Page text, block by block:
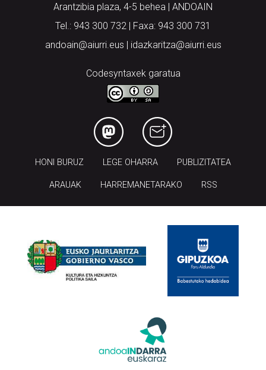
Arantzibia plaza, 4-5 behea | ANDOAIN
Tel.: 943 300 732 | Faxa: 943 300 731
andoain@aiurri.eus | idazkaritza@aiurri.eus
Codesyntaxek garatua
HONI BURUZ LEGE OHARRA PUBLIZITATEA
ARAUAK HARREMANETARAKO RSS